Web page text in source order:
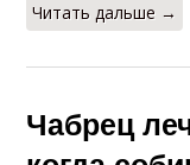
Читать дальше →
Чабрец